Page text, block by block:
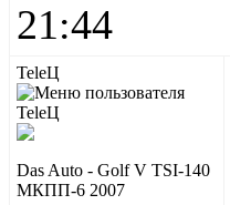
21:44
TeleЦ
Das Auto - Golf V TSI-140
МКПП-6 2007